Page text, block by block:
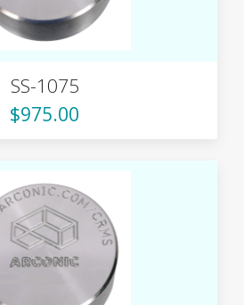
SS-1075
$975.00